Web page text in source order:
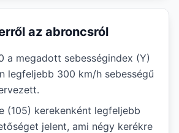
az abroncsról
a megadott sebességindex (Y)
legfeljebb 300 km/h sebességű
(105) kerekenként legfeljebb
jelent, ami négy kerékre